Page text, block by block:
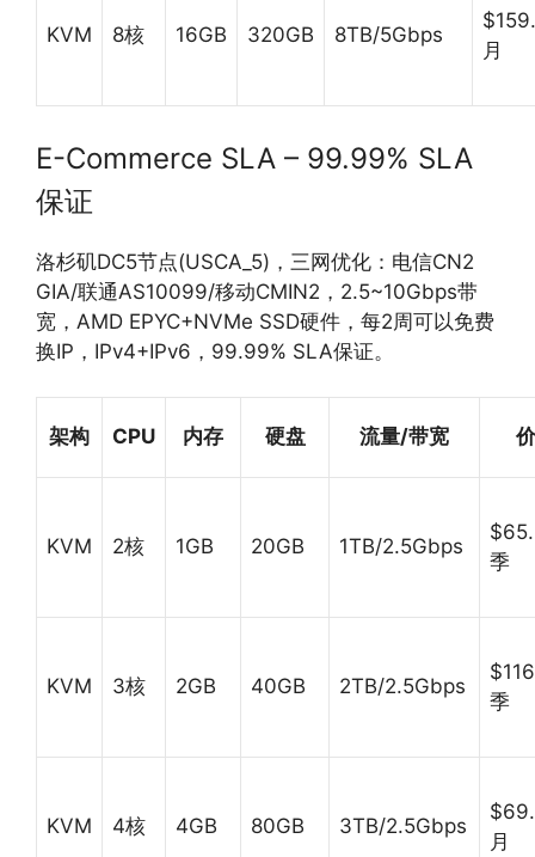
KVM 8核 16GB 320GB 8TB/5Gbps
月
E-Commerce SLA – 99.99% SLA
保证
洛杉矶DC5节点(USCA_5)，三网优化：电信CN2
GIA/联通AS10099/移动CMIN2，2.5~10Gbps带
宽，AMD EPYC+NVMe SSD硬件，每2周可以免费
换IP，IPv4+IPv6，99.99% SLA保证。
架构 CPU 内存 硬盘 流量/带宽
KVM 2核 1GB 20GB 1TB/2.5Gbps
季
KVM 3核 2GB 40GB 2TB/2.5Gbps
季
KVM 4核 4GB 80GB 3TB/2.5Gbps
月